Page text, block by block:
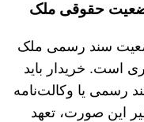
وضعیت سند رسمی ملک
است. خریدار باید
رسمی یا وکالت‌نامه
این صورت، تعهد